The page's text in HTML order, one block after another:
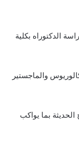
الدكتوراه بكلية
والماجستير
بما يواكب